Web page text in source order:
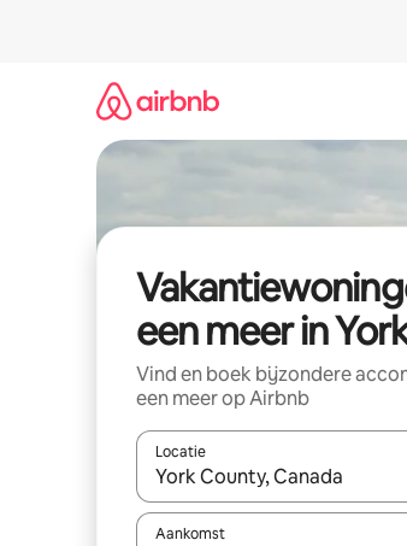
een meer in
Vind en boek bijzondere
een meer op Airbnb
Locatie
Wanneer er resultaten
Aankomst